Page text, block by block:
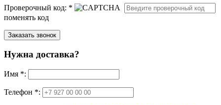
Проверочный код: *
поменять код
Нужна доставка?
Имя *:
Телефон *: